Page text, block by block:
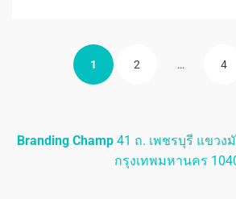
pagination
PAGE
1 PAGE
2 … 4
Branding Champ 41 ถ. เพชรบุรี แขวง
กรุงเทพมหานคร